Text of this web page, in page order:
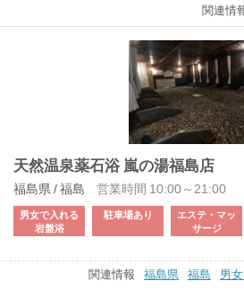
関連情
天然温泉薬石浴 嵐の湯福島店
福島県 / 福島 営業時間 10:00～21:00
男女で入れる
岩盤浴
駐車場あり
エステ・マッ
サージ
関連情報 福島県 福島 男